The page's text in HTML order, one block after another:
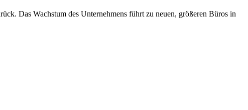
Das Wachstum des Unternehmens führt zu neuen, größeren Büros in